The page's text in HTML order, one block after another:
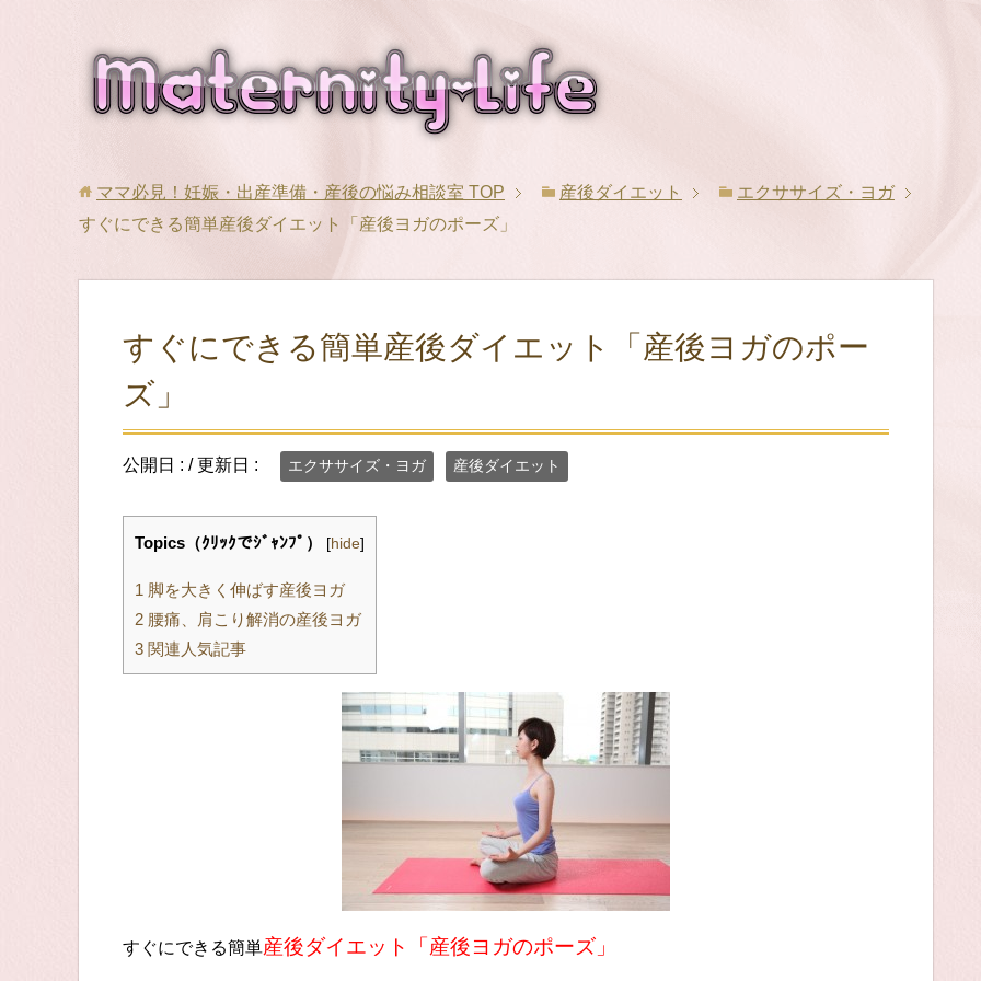
ママ必見！妊娠・出産準備・産後の悩み相談室 TOP 産後ダイエット
エクササイズ・ヨガ
すぐにできる簡単産後ダイエット「産後ヨガのポーズ」
すぐにできる簡単産後ダイエット「産後ヨガのポー
ズ」
公開日 : / 更新日 : エクササイズ・ヨガ 産後ダイエット
Topics（ｸﾘｯｸでｼﾞｬﾝﾌﾟ） [hide]
1 脚を大きく伸ばす産後ヨガ
2 腰痛、肩こり解消の産後ヨガ
3 関連人気記事
すぐにできる簡単産後ダイエット「産後ヨガのポーズ」